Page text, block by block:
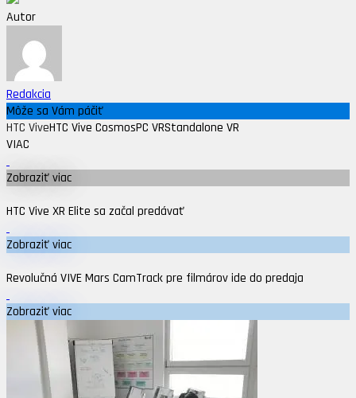
Autor
Redakcia
Môže sa Vám páčiť
HTC ViveHTC Vive CosmosPC VRStandalone VR
VIAC
Zobraziť viac
HTC Vive XR Elite sa začal predávať
Zobraziť viac
Revolučná VIVE Mars CamTrack pre filmárov ide do predaja
Zobraziť viac